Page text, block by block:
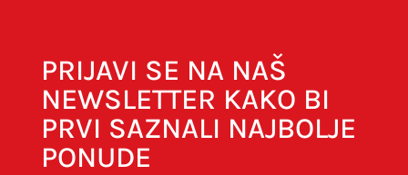
PRIJAVI SE NA NAŠ
NEWSLETTER KAKO BI
PRVI SAZNALI NAJBOLJE
PONUDE